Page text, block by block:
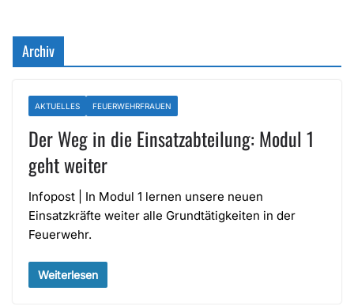
Archiv
AKTUELLES FEUERWEHRFRAUEN
Der Weg in die Einsatzabteilung: Modul 1
geht weiter
Infopost | In Modul 1 lernen unsere neuen
Einsatzkräfte weiter alle Grundtätigkeiten in der
Feuerwehr.
Weiterlesen